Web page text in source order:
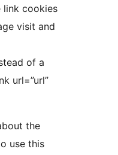
link cookies
visit and
of a
url=”url”
the
use this